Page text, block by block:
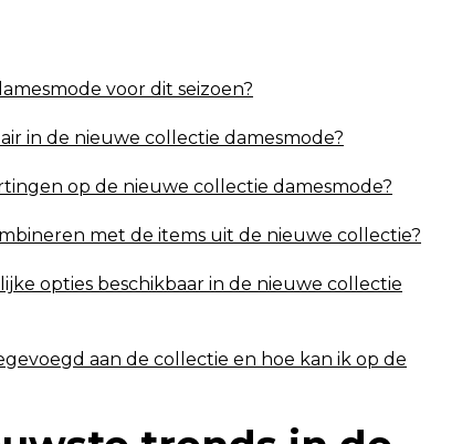
voor dit seizoen?
in de nieuwe collectie damesmode?
op de nieuwe collectie damesmode?
met de items uit de nieuwe collectie?
opties beschikbaar in de nieuwe collectie
aan de collectie en hoe kan ik op de